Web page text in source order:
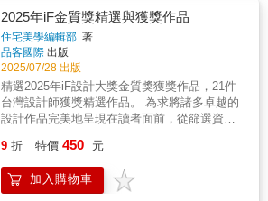
建築師、偉大的藝術家、真正的創作者……對
我而言，最為深切的貢獻乃是在建築與都市規
劃領域裡，他是一個完完全全的解放者。」──
密斯│建築師1965「要想完全捕捉〔勒．柯比
意〕作品的含意，極度不易……他的建築龐
然，詩意與創意沛然充塞於作品與生命。他是
一個全人，賦予事物新的意義、新的價值，全
面而深刻地豐富了世世代代的未來。」──葛羅
培斯│建築師1965「當我自學校畢業後，摸索著
〔建築的〕疆土，漫遊到一個小村落，一個非
常不熟悉的小村落，一切對我顯得無與倫比的
陌生。但是透過它，並且藉由它，我突然明瞭
衣。他的偉大，不是因為他永遠站在反方，而
是因為他始終站在真理與信念的那一邊，即使
那條路孤獨、崎嶇，甚至充滿敵意。他不只是
一代建築大師，在林貴榮筆下，他是孤獨卻劃
破時代的光：勒．柯比意。【本書特色】* 法國
「勒．柯比意基金會」特別授權之獨家珍貴官
方照片* 林貴榮爬梳眾多原文資料，挖出那些你
這本書？】* 建築、設計、藝術領域的學習者*
想了解勒．柯比意內在世界的讀者* 任何對於
「創造者如何對抗體制、重塑時代」感興趣的
SANAA這對建築俠侶身上發生了許多令人心動
的奇蹟，包括2025年的台中綠美圖、1993年受
邀在紐約MoMA輕構築中展出、2004年威尼斯
建築雙年展贏得金獅獎、2010年妹島和世成為
第一位贏得普立茲克建築獎的東方女性、2010
年成為第一位受邀出任威尼斯建築雙年展總策
展人的東方女性建築家，21世紀的十數年間，
的日本女建築師──妹島和世】妹島和世，看起
出這股風潮，成為當代最具影響的女性建築師
呢？而追隨著他的建築男子西澤立衛，又是如
私人案，當中作品執行多不容易；公家案更常
陷入台灣制度的泥沼，我早已將它視為淬鍊。
當中南投廣英國小、雲林麥寮社教園區，分別
代表兩段時期的里程碑，實踐有機建築在台
灣。內容也收錄了文章論述，多是在幾次建築
旅行後寫下的心得；主要是想應證我在學生時
代所受的有機建築教育，師長們留下來重要的
思想談話。透過同儕交流、設計實踐、旅行過
程，持續應證與探索。執業過程我同時在大學
快，有機建築已不再神秘，引用「有機」似乎
變得很受歡迎。看似枯燥的建築史，都透露了
2025年iF金質獎精選與獲獎作品
住宅美學編輯部 著
品客國際 出版
2025/07/28 出版
精選2025年iF設計大獎金質獎獲獎作品，21件
台灣設計師獲獎精選作品。 為求將諸多卓越的
設計作品完美地呈現在讀者面前，從篩選資
環節都凝聚著編輯們的智慧與辛勞。每一篇文
章、每一幅圖片，都是經歷千錘百鍊的優秀成
果，希望方便讀者深入了解這些獲獎作品背後
9 折 特價 450 元
加入購物車